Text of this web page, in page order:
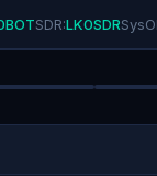
SDR:LK0SDR